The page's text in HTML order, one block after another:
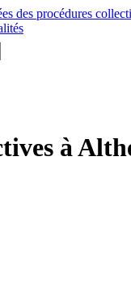
des procédures
à